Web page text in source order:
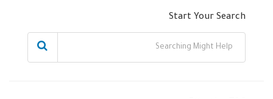
Start Your Search